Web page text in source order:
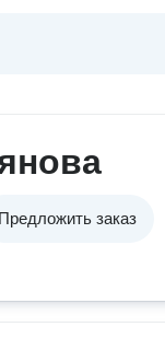
Предложить заказ